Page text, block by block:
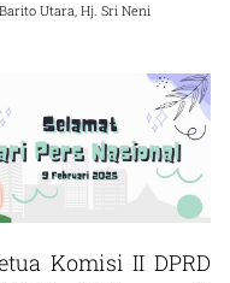
Utara, Hj. Sri Neni
Komisi II DPRD